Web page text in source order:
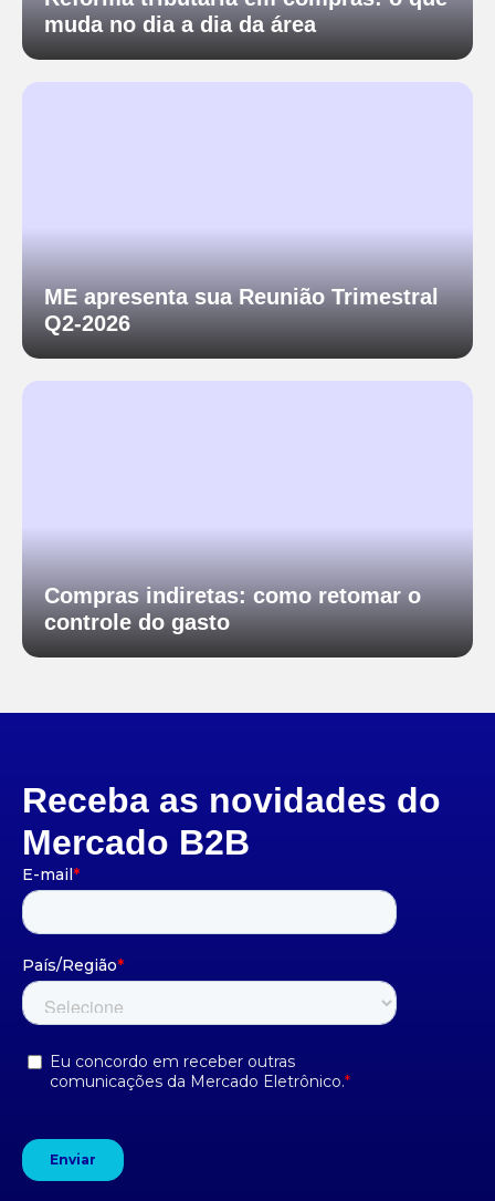
muda no dia a dia da área
ME apresenta sua Reunião Trimestral
Q2-2026
Compras indiretas: como retomar o
controle do gasto
Receba as novidades do
Mercado B2B